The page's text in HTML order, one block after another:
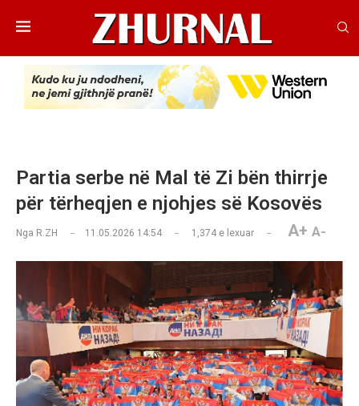
Partia serbe në Mal të Zi bën thirrje
për tërheqjen e njohjes së Kosovës
Nga R.ZH 11.05.2026 14:54 1,374 e lexuar A+ A-